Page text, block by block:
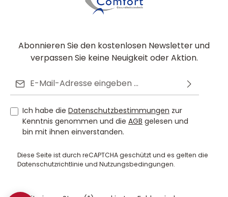
Abonnieren Sie den kostenlosen Newsletter und
verpassen Sie keine Neuigkeit oder Aktion.
E-Mail-Adresse*
Ich habe die Datenschutzbestimmungen zur
Kenntnis genommen und die AGB gelesen und
bin mit ihnen einverstanden.
Diese Seite ist durch reCAPTCHA geschützt und es gelten die
Datenschutzrichtlinie und Nutzungsbedingungen.